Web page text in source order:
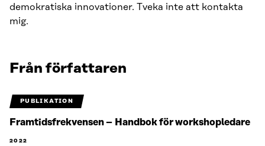
demokratiska innovationer. Tveka inte att kontakta
mig.
Från författaren
PUBLIKATION
Framtidsfrekvensen – Handbok för workshopledare
2022